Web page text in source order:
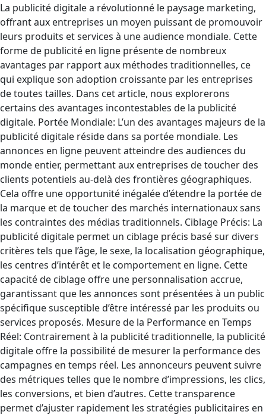
La publicité digitale a révolutionné le paysage marketing,
offrant aux entreprises un moyen puissant de promouvoir
leurs produits et services à une audience mondiale. Cette
forme de publicité en ligne présente de nombreux
avantages par rapport aux méthodes traditionnelles, ce
qui explique son adoption croissante par les entreprises
de toutes tailles. Dans cet article, nous explorerons
certains des avantages incontestables de la publicité
digitale. Portée Mondiale: L’un des avantages majeurs de la
publicité digitale réside dans sa portée mondiale. Les
annonces en ligne peuvent atteindre des audiences du
monde entier, permettant aux entreprises de toucher des
clients potentiels au-delà des frontières géographiques.
Cela offre une opportunité inégalée d’étendre la portée de
la marque et de toucher des marchés internationaux sans
les contraintes des médias traditionnels. Ciblage Précis: La
publicité digitale permet un ciblage précis basé sur divers
critères tels que l’âge, le sexe, la localisation géographique,
les centres d’intérêt et le comportement en ligne. Cette
capacité de ciblage offre une personnalisation accrue,
garantissant que les annonces sont présentées à un public
spécifique susceptible d’être intéressé par les produits ou
services proposés. Mesure de la Performance en Temps
Réel: Contrairement à la publicité traditionnelle, la publicité
digitale offre la possibilité de mesurer la performance des
campagnes en temps réel. Les annonceurs peuvent suivre
des métriques telles que le nombre d’impressions, les clics,
les conversions, et bien d’autres. Cette transparence
permet d’ajuster rapidement les stratégies publicitaires en